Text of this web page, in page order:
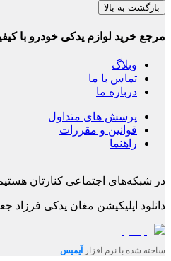
بازگشت به بالا
مرجع خرید لوازم یدکی خودرو با
وبلاگ
تماس با ما
درباره ما
پرسش های متداول
قوانین و مقررات
راهنما
در شبکه‌های اجتماعی کنارتان
دانلود اپلیکیشن مغان یدکی فرزاد
ساخته شده با نرم افزار آیمیس